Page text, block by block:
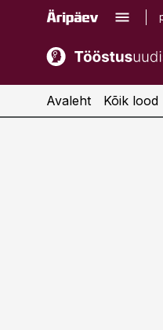
kaubandus.ee
kinnisvarauudised.ee
Avaleht Kõik lood